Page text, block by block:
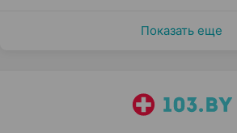
Показать еще